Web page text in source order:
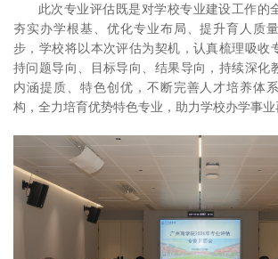
此次专业评估既是对学校专业建设工作的
夯实办学根基、优化专业布局、提升育人质
步，学校将以本次评估为契机，认真梳理吸收
持问题导向、目标导向、结果导向，持续深化
内涵提质、特色创优，不断完善人才培养体
构，全力培育优势特色专业，助力学校办学事业